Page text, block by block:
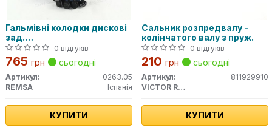
Гальмівні колодки дискові
зад.
Citroen/Peugeot/Renault/VAG
(17mm)
0 відгуків
765 грн сьогодні
Артикул:
0263.05
REMSA
Іспанія
КУПИТИ
Сальник розпредвалу -
колінчатого валу з пруж.
0 відгуків
210 грн сьогодні
Артикул:
811929910
VICTOR REINZ
КУПИТИ